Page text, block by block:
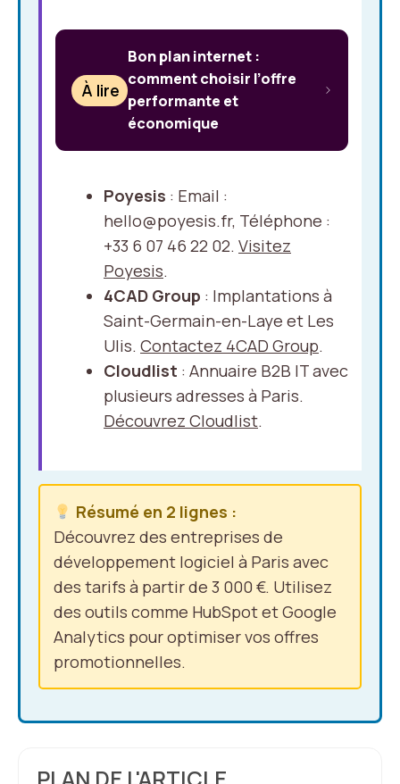
À lire
Bon plan internet :
comment choisir l’offre
performante et
économique
Poyesis : Email :
hello@poyesis.fr, Téléphone :
+33 6 07 46 22 02. Visitez
Poyesis.
4CAD Group : Implantations à
Saint-Germain-en-Laye et Les
Ulis. Contactez 4CAD Group.
Cloudlist : Annuaire B2B IT avec
plusieurs adresses à Paris.
Découvrez Cloudlist.
Résumé en 2 lignes :
Découvrez des entreprises de
développement logiciel à Paris avec
des tarifs à partir de 3 000 €. Utilisez
des outils comme HubSpot et Google
Analytics pour optimiser vos offres
promotionnelles.